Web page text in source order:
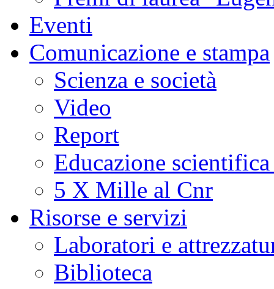
Eventi
Comunicazione e stampa
Scienza e società
Video
Report
Educazione
5 X Mille al Cnr
Risorse e servizi
Laboratori e
Biblioteca